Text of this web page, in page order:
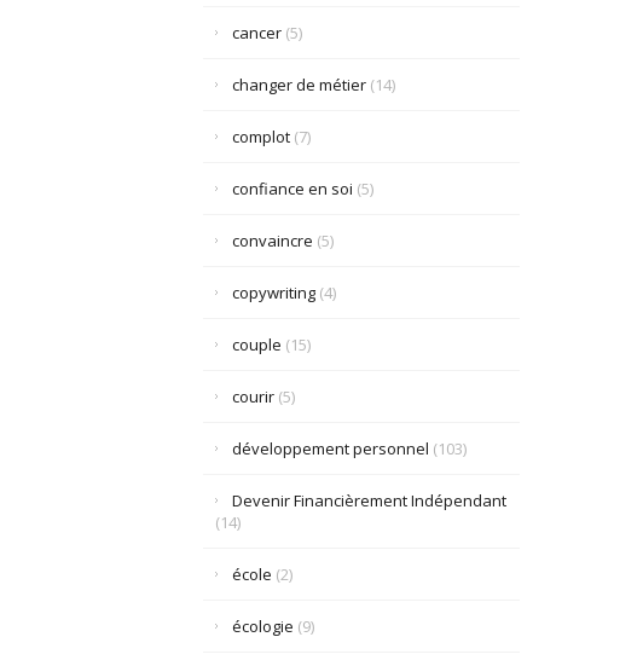
cancer(5)
changer de métier(14)
complot(7)
confiance en soi (5)
convaincre (5)
copywriting(4)
couple (15)
courir(5)
développement personnel (103)
Devenir Financièrement Indépendant
(14)
école (2)
écologie (9)